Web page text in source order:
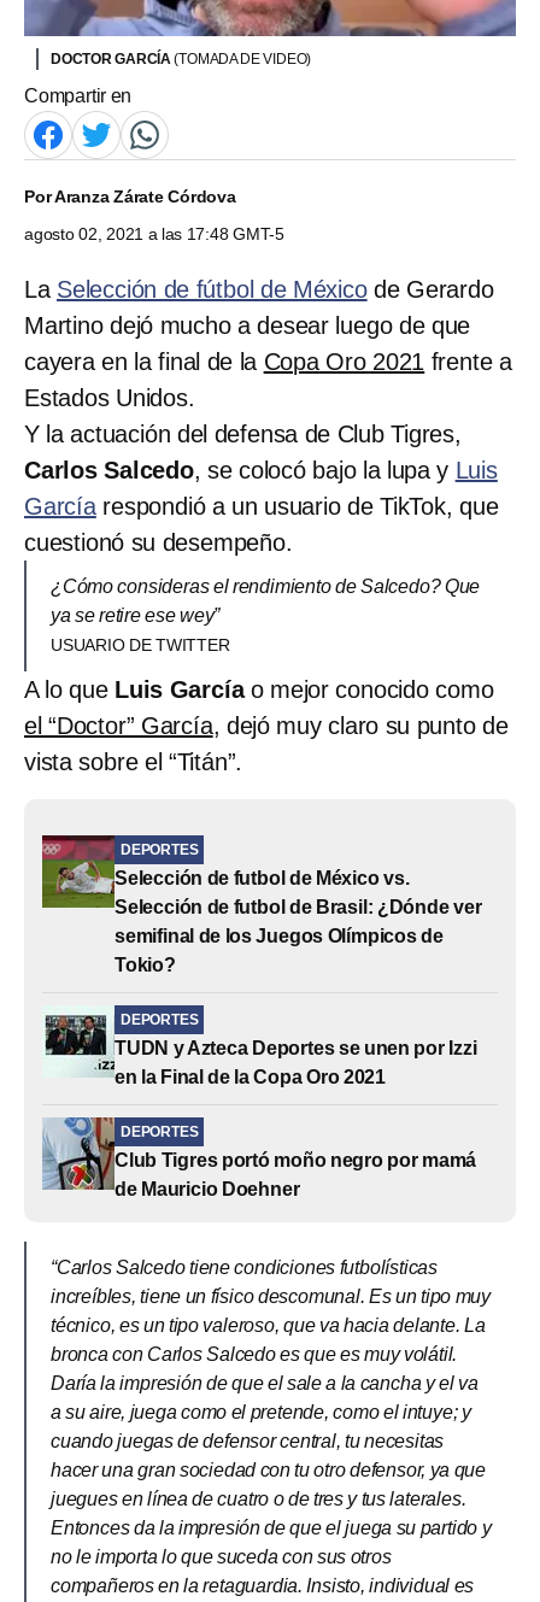
DOCTOR GARCÍA(TOMADA DE VIDEO)
Compartir en
PorAranza Zárate Córdova
agosto 02, 2021 a las 17:48 GMT-5
La Selección de fútbol de Méxicode Gerardo
Martino dejó mucho a desear luego de que
cayera en la final de la Copa Oro 2021 frente a
Estados Unidos.
Y la actuación del defensa de Club Tigres,
Carlos Salcedo, se colocó bajo la lupa y Luis
Garcíarespondió a un usuario de TikTok, que
cuestionó su desempeño.
¿Cómo consideras el rendimiento de Salcedo? Que
ya se retire ese wey”
USUARIO DE TWITTER
A lo que Luis Garcíao mejor conocido como
el “Doctor” García, dejó muy claro su punto de
vista sobre el “Titán”.
DEPORTES
Selección de futbol de México vs.
Selección de futbol de Brasil: ¿Dónde ver
semifinal de los Juegos Olímpicos de
Tokio?
DEPORTES
TUDN y Azteca Deportes se unen por Izzi
en la Final de la Copa Oro 2021
DEPORTES
Club Tigres portó moño negro por mamá
de Mauricio Doehner
“Carlos Salcedo tiene condiciones futbolísticas
increíbles, tiene un físico descomunal. Es un tipo muy
técnico, es un tipo valeroso, que va hacia delante. La
bronca con Carlos Salcedo es que es muy volátil.
Daría la impresión de que el sale a la cancha y el va
a su aire, juega como el pretende, como el intuye; y
cuando juegas de defensor central, tu necesitas
hacer una gran sociedad con tu otro defensor, ya que
juegues en línea de cuatro o de tres y tus laterales.
Entonces da la impresión de que el juega su partido y
no le importa lo que suceda con sus otros
compañeros en la retaguardia. Insisto, individual es